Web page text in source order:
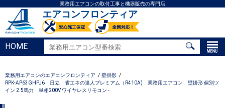
業務用エアコンの取付工事と機器販売の専門店
エアコンフロンティア
HOME
業務用エアコンのエアコンフロンティア
壁掛形
RPK-AP63GHPJ6 日立 省エネの達人プレミアム（R410A) 業務用エアコン 壁掛形 個別ツ
イン 2.5馬力 単相200V ワイヤレスリモコン -